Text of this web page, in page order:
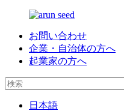
お問い合わせ
企業・自治体の方へ
起業家の方へ
日本語